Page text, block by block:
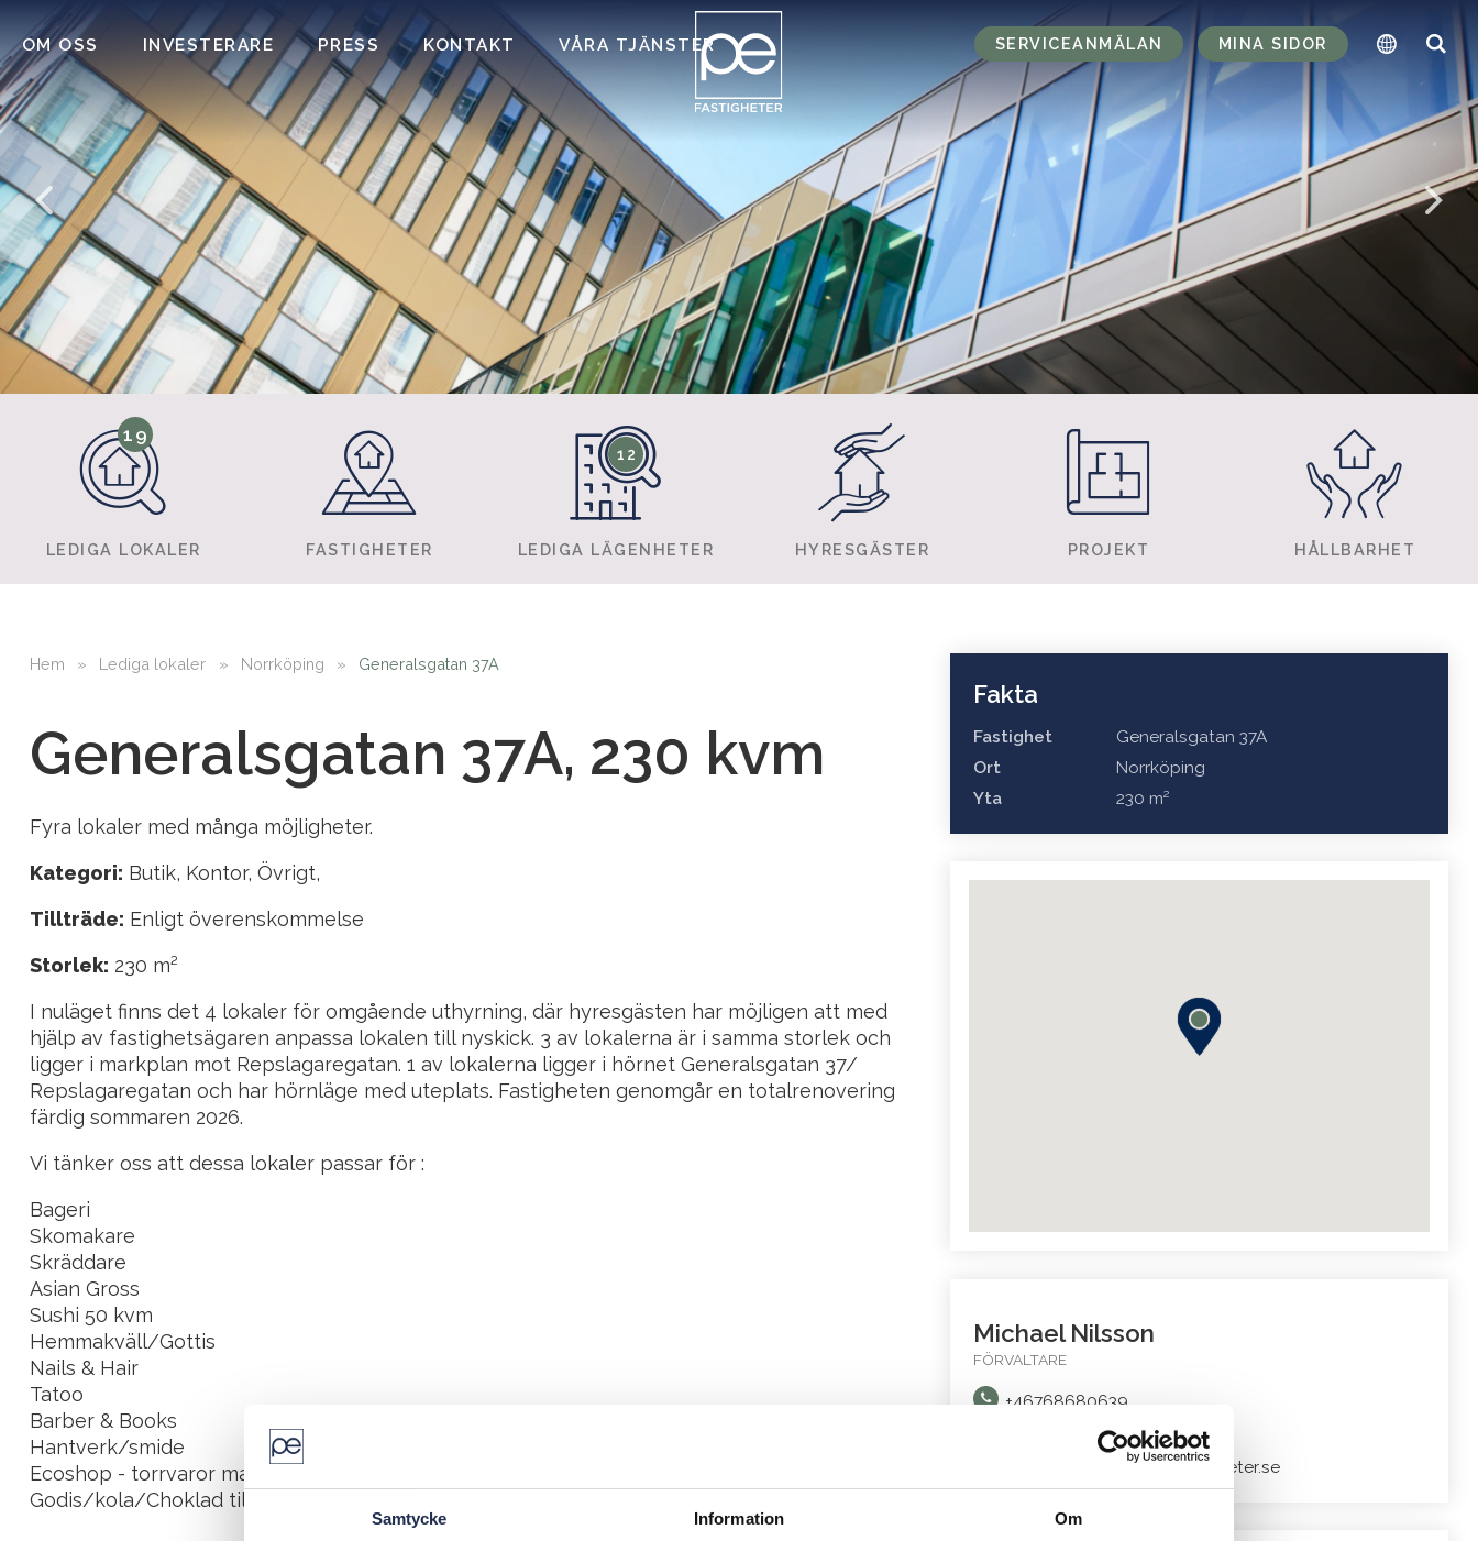
Samtycke Information Om
OM OSS INVESTERARE PRESS KONTAKT VÅRA TJÄNSTER SERVICEANMÄLAN MINA SIDOR
LEDIGA LOKALER
19
FASTIGHETER LEDIGA LÄGENHETER
12
HYRESGÄSTER PROJEKT HÅLLBARHET
Hem » Lediga lokaler » Norrköping » Generalsgatan 37A
Generalsgatan 37A, 230 kvm
Fyra lokaler med många möjligheter.
Kategori: Butik, Kontor, Övrigt,
Tillträde: Enligt överenskommelse
Storlek: 230 m²
I nuläget finns det 4 lokaler för omgående uthyrning, där hyresgästen har möjligen att med
hjälp av fastighetsägaren anpassa lokalen till nyskick. 3 av lokalerna är i samma storlek och
ligger i markplan mot Repslagaregatan. 1 av lokalerna ligger i hörnet Generalsgatan 37/
Repslagaregatan och har hörnläge med uteplats. Fastigheten genomgår en totalrenovering
färdig sommaren 2026.
Vi tänker oss att dessa lokaler passar för :
Bageri
Skomakare
Skräddare
Asian Gross
Sushi 50 kvm
Hemmakväll/Gottis
Nails & Hair
Tatoo
Barber & Books
Hantverk/smide
Ecoshop - torrvaror mat
Godis/kola/Choklad tillverkning mm
Fakta
Fastighet
Generalsgatan 37A
Ort
Norrköping
Yta
230 m²
Michael Nilsson
FÖRVALTARE
+46768680639
+46768680639
michael.nilsson@poefastigheter.se